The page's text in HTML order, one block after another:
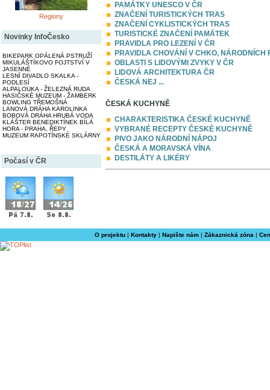
Regiony
Novinky InfoČesko
BIKEPARK OPÁLENÁ PSTRUŽÍ
MIKULÁŠTÍKOVO FOJTSTVÍ V
JASENNÉ
LESNÍ DIVADLO SKALKA -
PODLESÍ
ALPALOUKA - ŽELEZNÁ RUDA
HASIČSKÉ MUZEUM - ŽAMBERK
BOWLING TŘEMOŠNÁ
LANOVÁ DRÁHA KAROLINKA
BOBOVÁ DRÁHA HRUBÁ VODA
KLÁŠTER BENEDIKTÍNEK BÍLÁ
HORA - PRAHA, ŘEPY
MUZEUM RAPOTÍNSKÉ SKLÁRNY
Počasí v ČR
PAMÁTKY UNESCO V ČR
ZNAČENÍ TURISTICKÝCH TRAS
ZNAČENÍ CYKLISTICKÝCH TRAS
TURISTICKÉ ZNAČENÍ PAMÁTEK
PRAVIDLA PRO LEZENÍ V ČR
PRAVIDLA CHOVÁNÍ V CHKO, NÁRODNÍCH
OBLASTI S LIDOVÝMI ZVYKY V ČR
LIDOVÁ ARCHITEKTURA ČR
ČESKÁ NEJ ...
ČESKÁ KUCHYNĚ
CHARAKTERISTIKA ČESKÉ KUCHYNĚ
VYBRANÉ RECEPTY ČESKÉ KUCHYNĚ
PIVO JAKO NÁRODNÍ NÁPOJ
ČESKÁ A MORAVSKÁ VÍNA
DESTILÁTY A LIKÉRY
O projektu| Kontakty| Napište nám| Zákaznická zóna |